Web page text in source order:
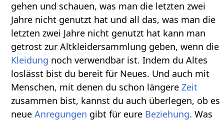
gehen und schauen, was man die letzten zwei
Jahre nicht genutzt hat und all das, was man die
letzten zwei Jahre nicht genutzt hat kann man
getrost zur Altkleidersammlung geben, wenn die
Kleidung noch verwendbar ist. Indem du Altes
loslässt bist du bereit für Neues. Und auch mit
Menschen, mit denen du schon längereZeit
zusammen bist, kannst du auch überlegen, ob es
neueAnregungen gibt für eure Beziehung. Was